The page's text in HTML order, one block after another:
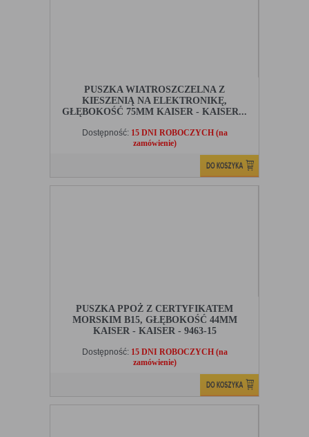
PUSZKA WIATROSZCZELNA Z
KIESZENIĄ NA ELEKTRONIKĘ,
GŁĘBOKOŚĆ 75MM KAISER - KAISER...
Dostępność: 15 DNI ROBOCZYCH (na
zamówienie)
PUSZKA PPOŻ Z CERTYFIKATEM
MORSKIM B15, GŁĘBOKOŚĆ 44MM
KAISER - KAISER - 9463-15
Dostępność: 15 DNI ROBOCZYCH (na
zamówienie)